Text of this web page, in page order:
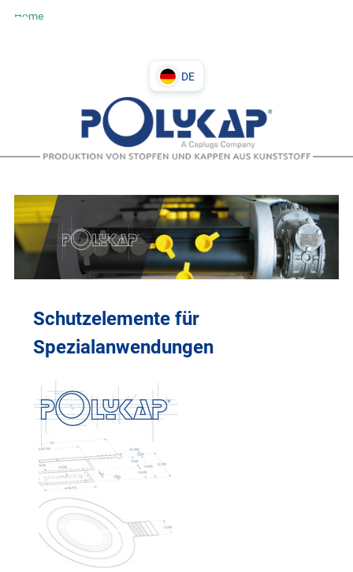
Home
DE
PL
IT
Schutzelemente für
Spezialanwendungen